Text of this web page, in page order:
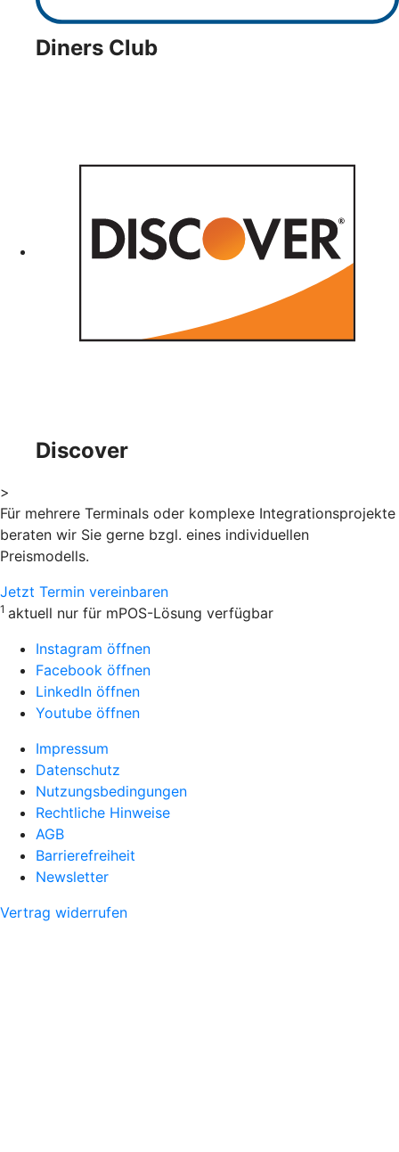
Diners Club
Discover
>
Für mehrere Terminals oder komplexe Integrationsprojekte
beraten wir Sie gerne bzgl. eines individuellen
Preismodells.
Jetzt Termin vereinbaren
1 aktuell nur für mPOS-Lösung verfügbar
Instagram öffnen
Facebook öffnen
LinkedIn öffnen
Youtube öffnen
Impressum
Datenschutz
Nutzungsbedingungen
Rechtliche Hinweise
AGB
Barrierefreiheit
Newsletter
Vertrag widerrufen